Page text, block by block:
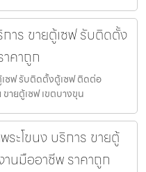
าร ขายตู้เซฟ รับติดตั้ง
คาถูก
เซฟ รับติดตั้งตู้เซฟ ติดต่อ
ายตู้เซฟ เขตบางขุน
ระโขนง บริการ ขายตู้
นมืออาชีพ ราคาถูก